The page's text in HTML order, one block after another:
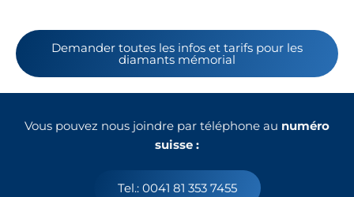
Demander toutes les infos et tarifs pour les
diamants mémorial
Vous pouvez nous joindre par téléphone au numéro
suisse :
Tel.: 0041 81 353 7455